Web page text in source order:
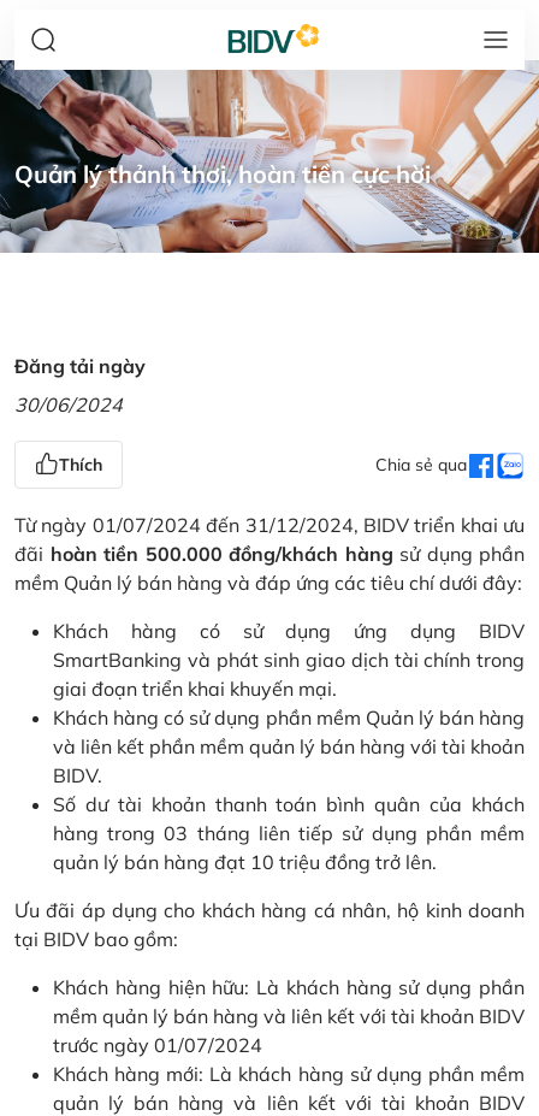
Quản lý thảnh thơi, hoàn tiền cực hời
Đăng tải ngày
30/06/2024
Thích Chia sẻ qua
Từ ngày 01/07/2024 đến 31/12/2024, BIDV triển khai ưu
đãi hoàn tiền 500.000 đồng/khách hàng sử dụng phần
mềm Quản lý bán hàng và đáp ứng các tiêu chí dưới đây:
Khách hàng có sử dụng ứng dụng BIDV
SmartBanking và phát sinh giao dịch tài chính trong
giai đoạn triển khai khuyến mại.
Khách hàng có sử dụng phần mềm Quản lý bán hàng
và liên kết phần mềm quản lý bán hàng với tài khoản
BIDV.
Số dư tài khoản thanh toán bình quân của khách
hàng trong 03 tháng liên tiếp sử dụng phần mềm
quản lý bán hàng đạt 10 triệu đồng trở lên.
Ưu đãi áp dụng cho khách hàng cá nhân, hộ kinh doanh
tại BIDV bao gồm:
Khách hàng hiện hữu: Là khách hàng sử dụng phần
mềm quản lý bán hàng và liên kết với tài khoản BIDV
trước ngày 01/07/2024
Khách hàng mới: Là khách hàng sử dụng phần mềm
quản lý bán hàng và liên kết với tài khoản BIDV